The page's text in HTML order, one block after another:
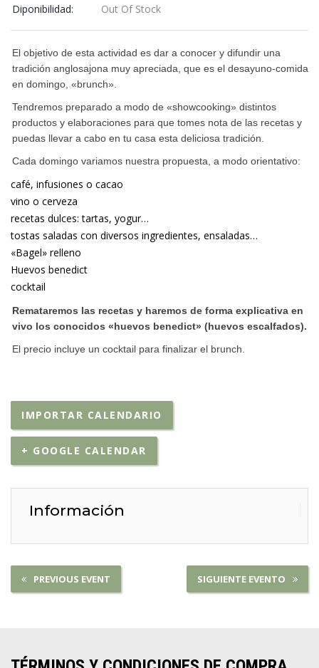
Diponibilidad: Out Of Stock
El objetivo de esta actividad es dar a conocer y difundir una
tradición anglosajona muy apreciada, que es el desayuno-comida
en domingo, «brunch».
Tendremos preparado a modo de «showcooking» distintos
productos y elaboraciones para que tomes nota de las recetas y
puedas llevar a cabo en tu casa esta deliciosa tradición.
Cada domingo variamos nuestra propuesta, a modo orientativo:
café, infusiones o cacao
vino o cerveza
recetas dulces: tartas, yogur…
tostas saladas con diversos ingredientes, ensaladas…
«Bagel» relleno
Huevos benedict
cocktail
Remataremos las recetas y haremos de forma explicativa en
vivo los conocidos «huevos benedict» (huevos escalfados).
El precio incluye un cocktail para finalizar el brunch.
IMPORTAR CALENDARIO
+ GOOGLE CALENDAR
Información
PREVIOUS EVENT SIGUIENTE EVENTO